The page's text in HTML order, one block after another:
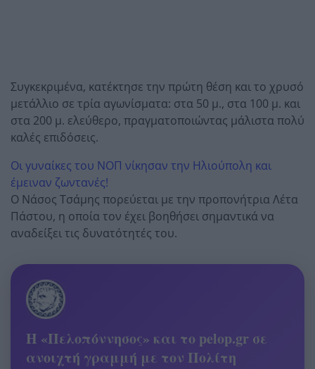
Συγκεκριμένα, κατέκτησε την πρώτη θέση και το χρυσό
μετάλλιο σε τρία αγωνίσματα: στα 50 μ., στα 100 μ. και
στα 200 μ. ελεύθερο, πραγματοποιώντας μάλιστα πολύ
καλές επιδόσεις.
Οι γυναίκες του ΝΟΠ νίκησαν την Ηλιούπολη και
έμειναν ζωντανές!
Ο Νάσος Τσάμης πορεύεται με την προπονήτρια Λέτα
Πάστου, η οποία τον έχει βοηθήσει σημαντικά να
αναδείξει τις δυνατότητές του.
Η «Πελοπόννησος» και το pelop.gr σε
ανοιχτή γραμμή με τον Πολίτη